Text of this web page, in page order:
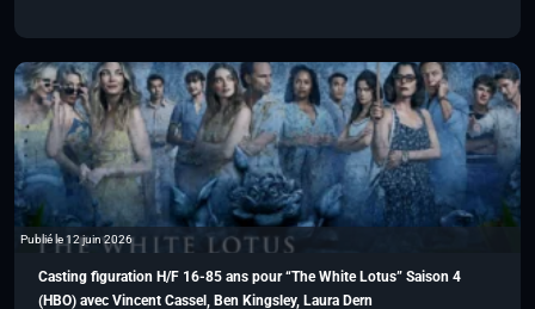
Publié le 12 juin 2026
Casting figuration H/F 16-85 ans pour “The White Lotus” Saison 4
(HBO) avec Vincent Cassel, Ben Kingsley, Laura Dern